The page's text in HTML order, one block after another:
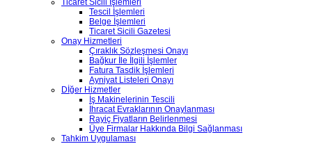
Ticaret Sicili İşlemleri
Tescil İşlemleri
Belge İşlemleri
Ticaret Sicili Gazetesi
Onay Hizmetleri
Çıraklık Sözleşmesi Onayı
Bağkur İle İlgili İşlemler
Fatura Tasdik İşlemleri
Ayniyat Listeleri Onayı
Dİğer Hizmetler
İş Makinelerinin Tescili
İhracat Evraklarının Onaylanması
Rayiç Fiyatların Belirlenmesi
Üye Firmalar Hakkında Bilgi Sağlanması
Tahkim Uygulaması